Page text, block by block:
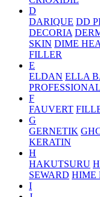
D
DARIQUE DD
DECORIA
SKIN DIME
FILLER
E
ELDAN ELLA
PROFESSIONAL
F
FAUVERT
G
GERNETIK
KERATIN
H
HAKUTSURU
SEWARD HIME
I